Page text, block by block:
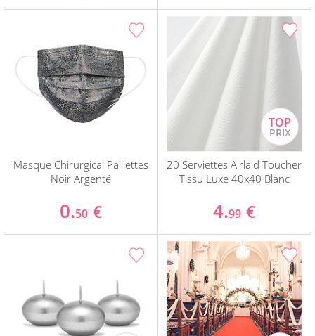
Masque Chirurgical Paillettes
Noir Argenté
0.50 €
20 Serviettes Airlaid Toucher
Tissu Luxe 40x40 Blanc
4.99 €